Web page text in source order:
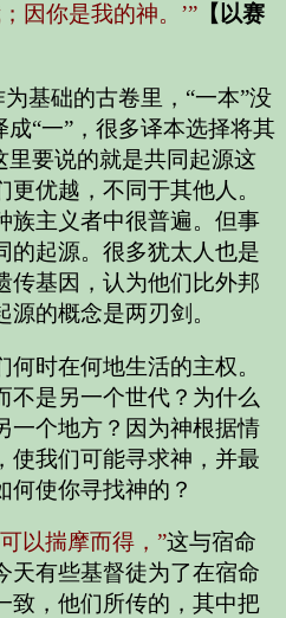
因你是我的神。’” 【以赛
基础的古卷里，“一本”没
“一”，很多译本选择将其
里要说的就是共同起源这
优越，不同于其他人。
族主义者中很普遍。但事
的起源。很多犹太人也是
传基因，认为他们比外邦
的概念是两刃剑。
时在何地生活的主权。
不是另一个世代？为什么
一个地方？因为神根据情
使我们可能寻求神，并最
何使你寻找神的？
可以揣摩而得，”这与宿命
天有些基督徒为了在宿命
致，他们所传的，其中把